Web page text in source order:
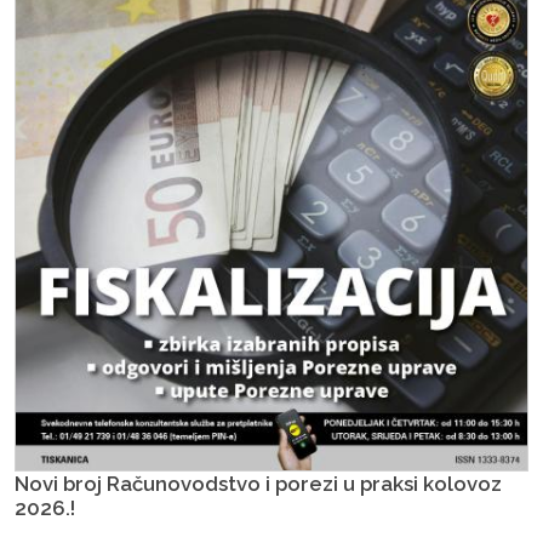
Novi broj Računovodstvo i porezi u praksi kolovoz
2026.!